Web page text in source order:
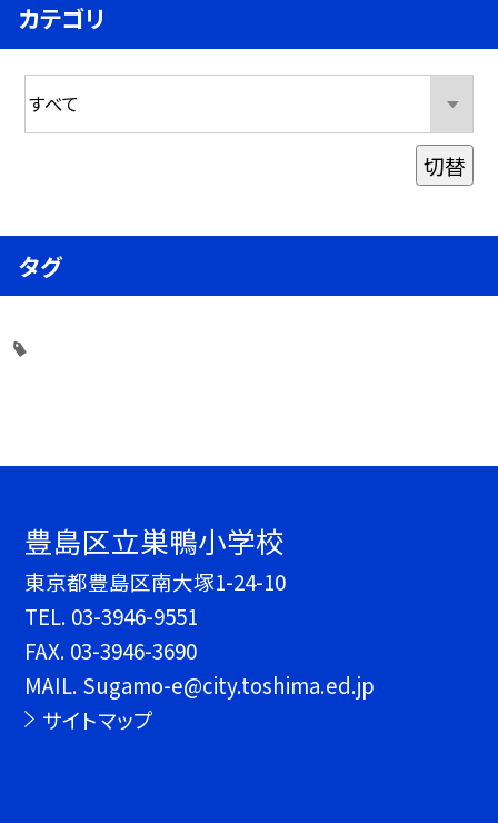
カテゴリ
切替
タグ
豊島区立巣鴨小学校
東京都豊島区南大塚1-24-10
TEL. 03-3946-9551
FAX. 03-3946-3690
MAIL. Sugamo-e@city.toshima.ed.jp
サイトマップ